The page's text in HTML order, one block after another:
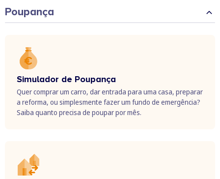
Poupança
Simulador de Poupança
Quer comprar um carro, dar entrada para uma casa, preparar
a reforma, ou simplesmente fazer um fundo de emergência?
Saiba quanto precisa de poupar por mês.